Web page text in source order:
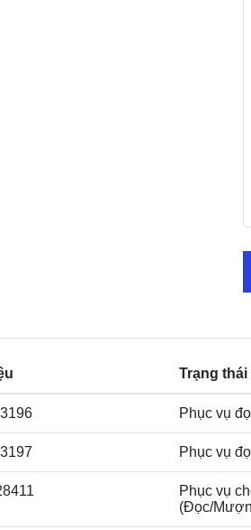
Trạng thái
Phục vụ
Phục vụ
Phục vụ
(Đọc/